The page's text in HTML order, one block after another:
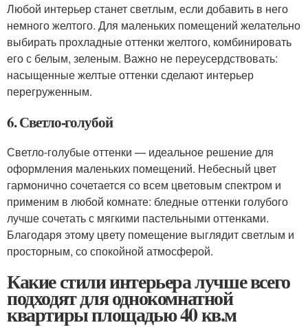
Любой интерьер станет светлым, если добавить в него
немного желтого. Для маленьких помещений желательно
выбирать прохладные оттенки желтого, комбинировать
его с белым, зеленым. Важно не переусердствовать:
насыщенные желтые оттенки сделают интерьер
перегруженным.
6. Светло-голубой
Светло-голубые оттенки — идеальное решение для
оформления маленьких помещений. Небесный цвет
гармонично сочетается со всем цветовым спектром и
применим в любой комнате: бледные оттенки голубого
лучше сочетать с мягкими пастельными оттенками.
Благодаря этому цвету помещение выглядит светлым и
просторным, со спокойной атмосферой.
Какие стили интерьера лучше всего
подходят для однокомнатной
квартиры площадью 40 кв.м